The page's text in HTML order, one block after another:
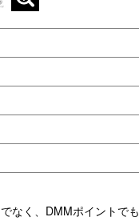
なく、DMMポイントでも